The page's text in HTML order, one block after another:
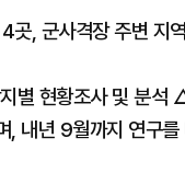
곳, 군사격장 주변 지
별 현황조사 및 분
, 내년 9월까지 연구를